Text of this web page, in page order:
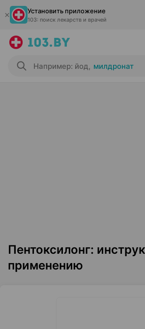
Установить приложение
103: поиск лекарств и врачей
Например: йод, милдронат
Пентоксилонг:
применению